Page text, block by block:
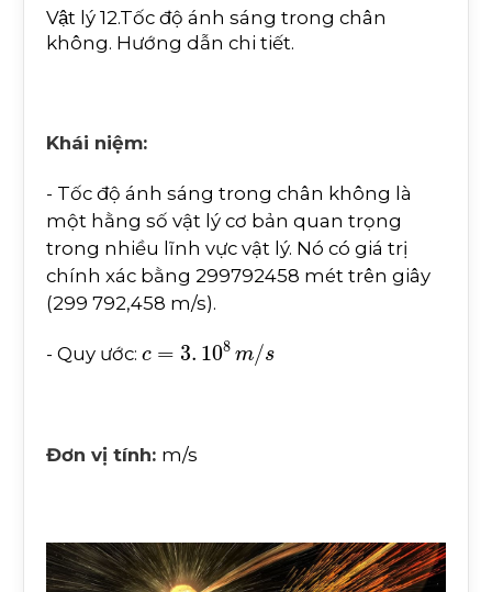
Vật lý 12.Tốc độ ánh sáng trong chân
không. Hướng dẫn chi tiết.
Khái niệm:
- Tốc độ ánh sáng trong chân không là
một hằng số vật lý cơ bản quan trọng
trong nhiều lĩnh vực vật lý. Nó có giá trị
chính xác bằng 299792458 mét trên giây
(299 792,458 m/s).
- Quy ước: .108 m s
Đơn vị tính: m/s